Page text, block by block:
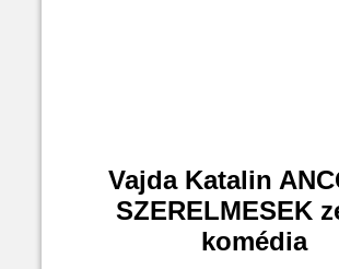
Vajda Katalin
SZERELMESEK
komédia